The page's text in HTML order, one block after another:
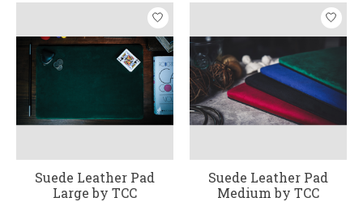
Suede Leather Pad
Large by TCC
Suede Leather Pad
Medium by TCC